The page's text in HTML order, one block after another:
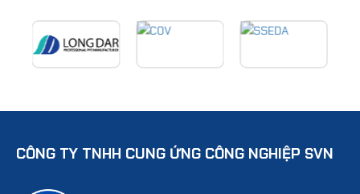
CÔNG TY TNHH CUNG ỨNG CÔNG NGHIỆP SVN